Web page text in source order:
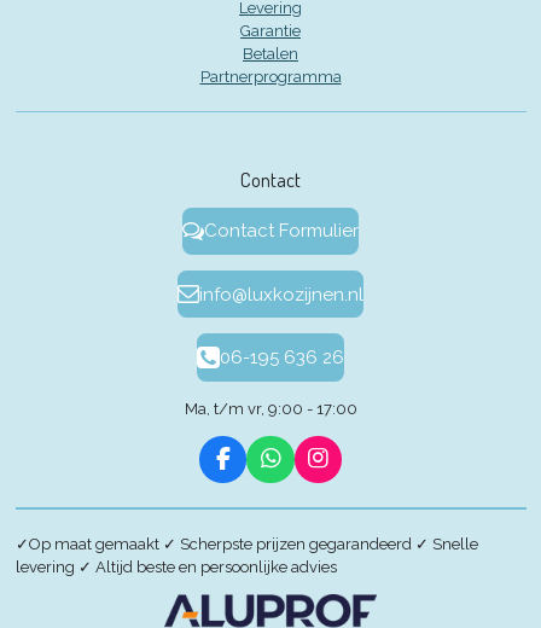
Levering
Garantie
Betalen
Partnerprogramma
Contact
Contact Formulier
info@luxkozijnen.nl
06-195 636 26
Ma, t/m vr, 9:00 - 17:00
F
a
c
b
o
o
k
W
h
a
t
s
A
p
p
I
n
s
a
g
r
a
✓Op maat gemaakt ✓ Scherpste prijzen gegarandeerd ✓ Snelle
levering ✓ Altijd beste en persoonlijke advies